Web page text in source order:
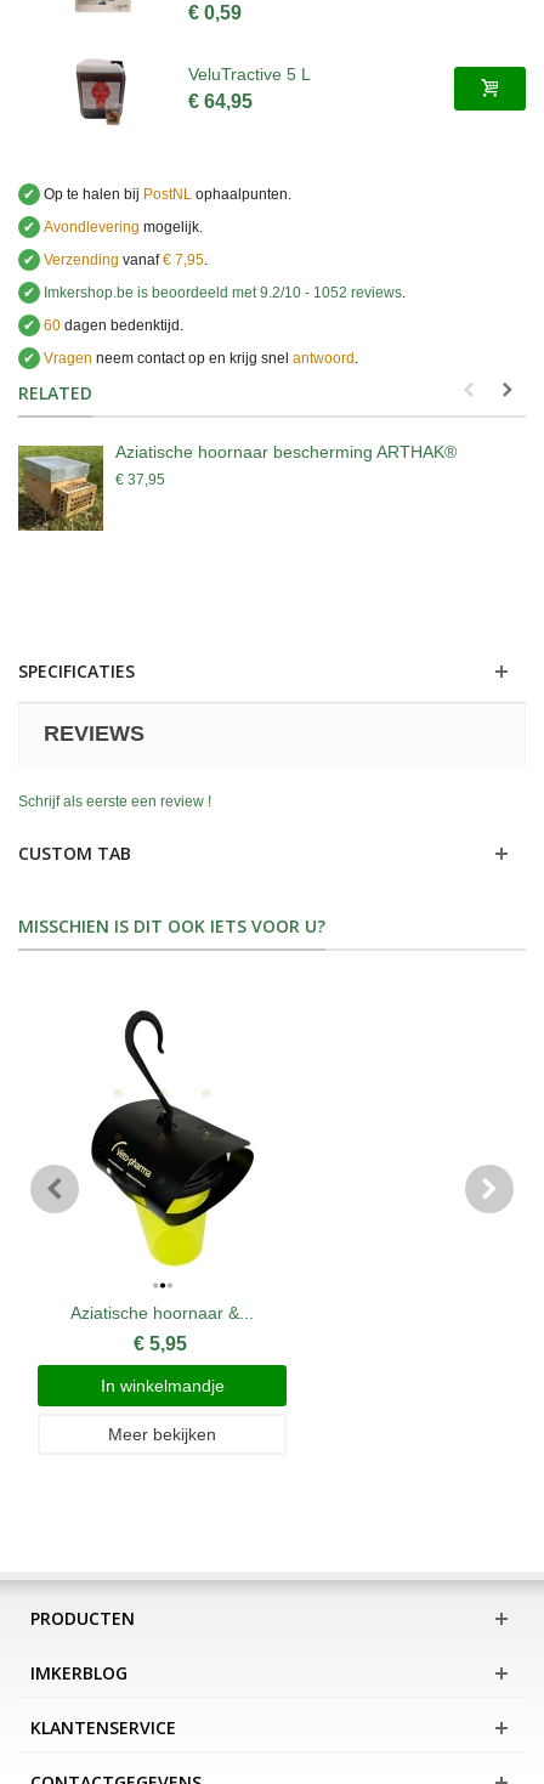
€ 0,59
VeluTractive 5 L
€ 64,95
✔ Op te halen bij PostNL ophaalpunten.
✔ Avondlevering mogelijk.
✔ Verzending vanaf€ 7,95
✔
Imkershop.be is beoordeeld met 9.2/10 - 1052 reviews
✔ 60 dagen bedenktijd.
✔ Vragen neem contact op en krijg snel antwoord
RELATED
Aziatische hoornaar bescherming ARTHAK®
€ 37,95
SPECIFICATIES
REVIEWS
Schrijf als eerste een review !
CUSTOM TAB
MISSCHIEN IS DIT OOK IETS VOOR U?
Aziatische hoornaar &...
€ 5,95
In winkelmandje
Meer bekijken
PRODUCTEN
IMKERBLOG
KLANTENSERVICE